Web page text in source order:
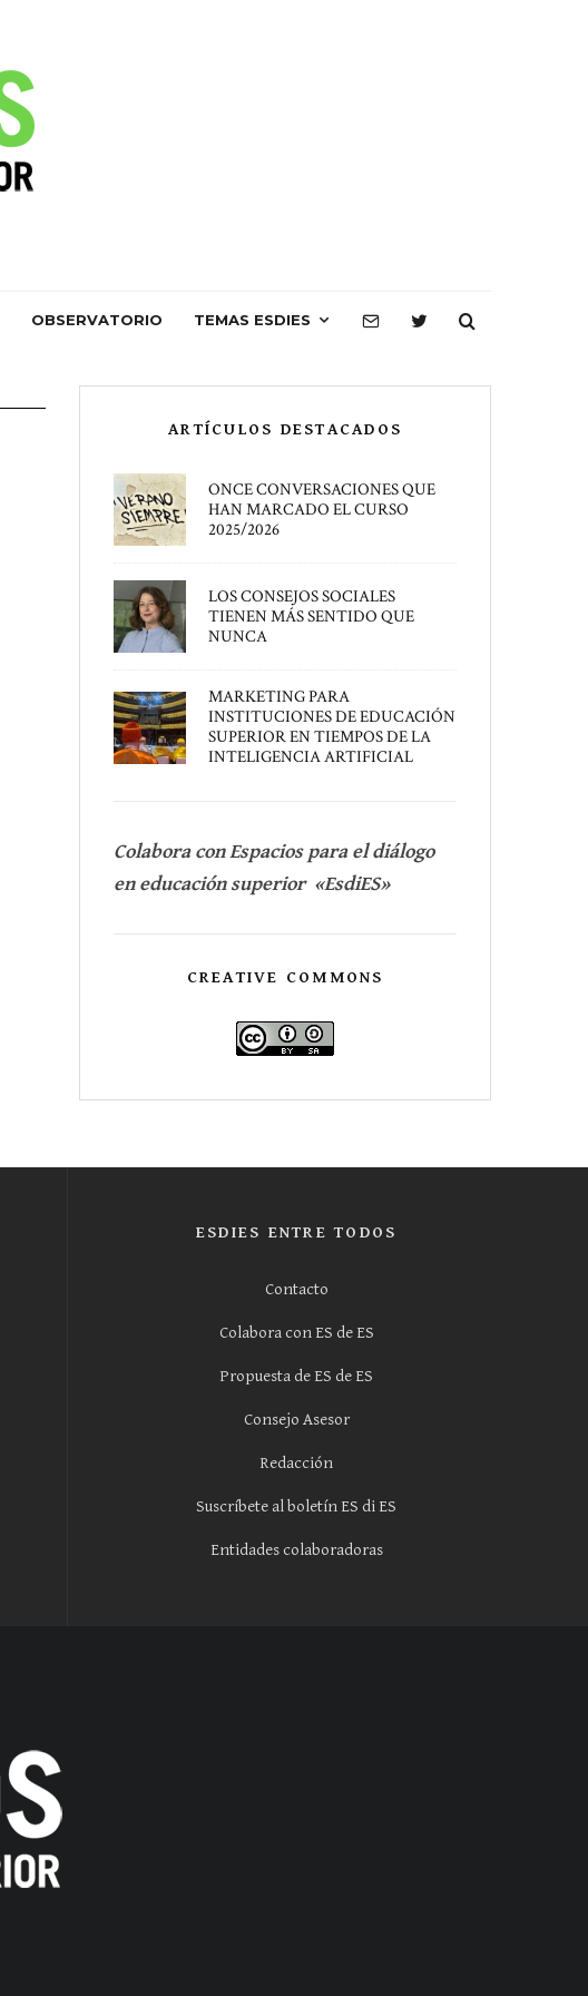
OBSERVATORIO TEMAS ESDIES
ARTÍCULOS DESTACADOS
ONCE CONVERSACIONES QUE
HAN MARCADO EL CURSO
2025/2026
LOS CONSEJOS SOCIALES
TIENEN MÁS SENTIDO QUE
NUNCA
MARKETING PARA
INSTITUCIONES DE EDUCACIÓN
SUPERIOR EN TIEMPOS DE LA
INTELIGENCIA ARTIFICIAL
Colabora con Espacios para el diálogo
en educación superior «EsdiES»
CREATIVE COMMONS
ESDIES ENTRE TODOS
Contacto
Colabora con ES de ES
Propuesta de ES de ES
Consejo Asesor
Redacción
Suscríbete al boletín ES di ES
Entidades colaboradoras